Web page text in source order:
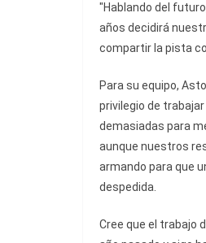
"Hablando del
años decidirá
compartir la pista
Para su equipo,
privilegio de
demasiadas para
aunque nuestros
armando para que
despedida.
Cree que el trabajo